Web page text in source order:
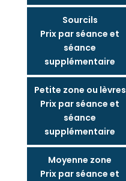
Sourcils
Prix par séance et
séance
supplémentaire
Petite zone ou lèvres
Prix par séance et
séance
supplémentaire
Moyenne zone
Prix par séance et